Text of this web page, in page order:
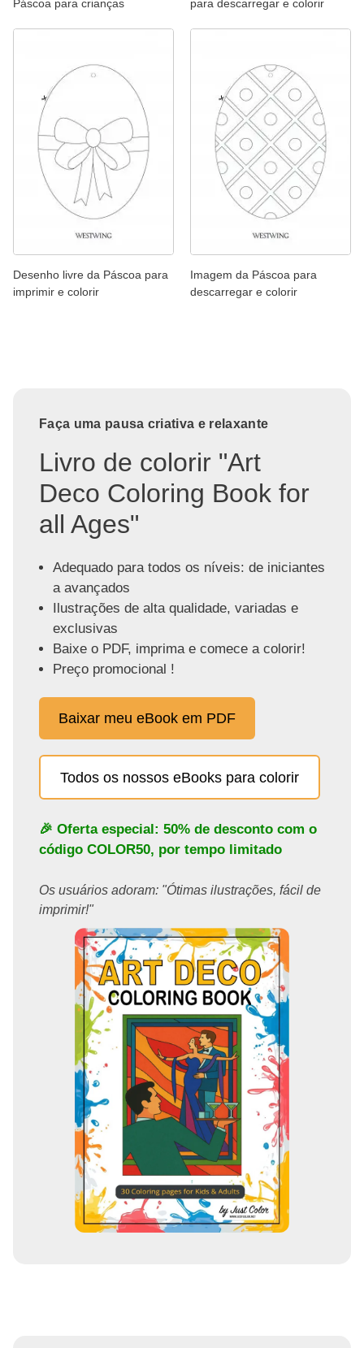
Páscoa para crianças para descarregar e colorir
Desenho livre da Páscoa para
imprimir e colorir
Imagem da Páscoa para
descarregar e colorir
Faça uma pausa criativa e relaxante
Livro de colorir "Art
Deco Coloring Book for
all Ages"
Adequado para todos os níveis: de iniciantes
a avançados
Ilustrações de alta qualidade, variadas e
exclusivas
Baixe o PDF, imprima e comece a colorir!
Preço promocional !
Baixar meu eBook em PDF
Todos os nossos eBooks para colorir
🎉 Oferta especial: 50% de desconto com o
código COLOR50, por tempo limitado
Os usuários adoram: "Ótimas ilustrações, fácil de
imprimir!"